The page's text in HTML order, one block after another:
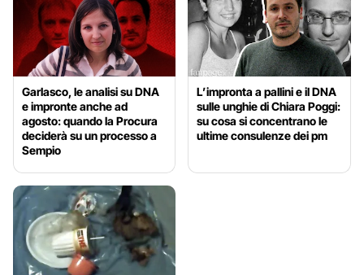
Garlasco, le analisi su DNA
e impronte anche ad
agosto: quando la Procura
deciderà su un processo a
Sempio
L’impronta a pallini e il DNA
sulle unghie di Chiara Poggi:
su cosa si concentrano le
ultime consulenze dei pm